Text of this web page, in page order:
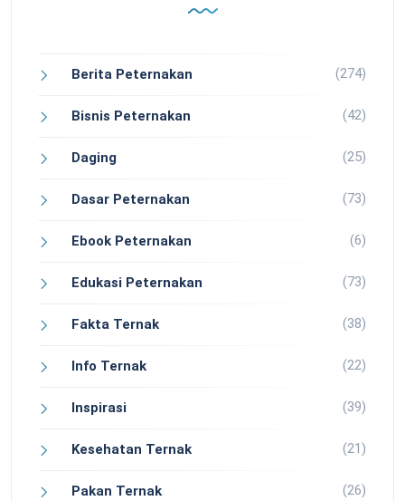
Berita Peternakan (274)
Bisnis Peternakan (42)
Daging (25)
Dasar Peternakan (73)
Ebook Peternakan (6)
Edukasi Peternakan (73)
Fakta Ternak (38)
Info Ternak (22)
Inspirasi (39)
Kesehatan Ternak (21)
Pakan Ternak (26)